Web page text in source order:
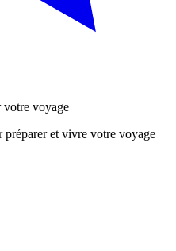
votre voyage
et vivre votre voyage